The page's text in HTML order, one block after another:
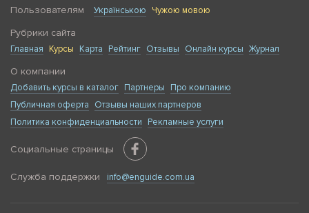
Пользователям Українською Чужою мовою
Рубрики сайта
Главная Курсы Карта Рейтинг Отзывы Онлайн курсы Журнал
О компании
Добавить курсы в каталог Партнеры
Про компанию
Публичная оферта
Отзывы наших партнеров
Политика конфиденциальности
Рекламные услуги
Социальные страницы
Служба поддержки info@enguide.com.ua